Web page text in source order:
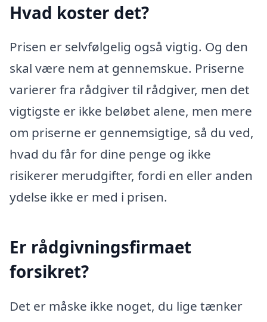
Hvad koster det?
Prisen er selvfølgelig også vigtig. Og den
skal være nem at gennemskue. Priserne
varierer fra rådgiver til rådgiver, men det
vigtigste er ikke beløbet alene, men mere
om priserne er gennemsigtige, så du ved,
hvad du får for dine penge og ikke
risikerer merudgifter, fordi en eller anden
ydelse ikke er med i prisen.
Er rådgivningsfirmaet
forsikret?
Det er måske ikke noget, du lige tænker